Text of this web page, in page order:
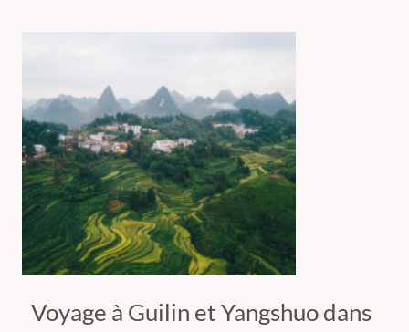
Voyage à Guilin et Yangshuo dans